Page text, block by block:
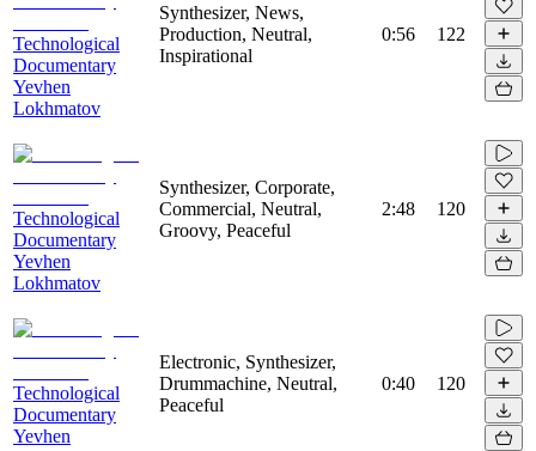
Technological
Documentary
Yevhen
Lokhmatov
Synthesizer, News,
Production, Neutral,
Inspirational
0:56 122
Technological
Documentary
Yevhen
Lokhmatov
Synthesizer, Corporate,
Commercial, Neutral,
Groovy, Peaceful
2:48 120
Technological
Documentary
Yevhen
Electronic, Synthesizer,
Drummachine, Neutral,
Peaceful
0:40 120